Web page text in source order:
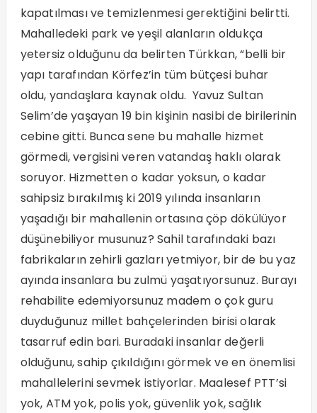
kapatılması ve temizlenmesi gerektiğini belirtti.
Mahalledeki park ve yeşil alanların oldukça
yetersiz olduğunu da belirten Türkkan, “belli bir
yapı tarafından Körfez’in tüm bütçesi buhar
oldu, yandaşlara kaynak oldu. Yavuz Sultan
Selim’de yaşayan 19 bin kişinin nasibi de birilerinin
cebine gitti. Bunca sene bu mahalle hizmet
görmedi, vergisini veren vatandaş haklı olarak
soruyor. Hizmetten o kadar yoksun, o kadar
sahipsiz bırakılmış ki 2019 yılında insanların
yaşadığı bir mahallenin ortasına çöp dökülüyor
düşünebiliyor musunuz? Sahil tarafındaki bazı
fabrikaların zehirli gazları yetmiyor, bir de bu yaz
ayında insanlara bu zulmü yaşatıyorsunuz. Burayı
rehabilite edemiyorsunuz madem o çok guru
duyduğunuz millet bahçelerinden birisi olarak
tasarruf edin bari. Buradaki insanlar değerli
olduğunu, sahip çıkıldığını görmek ve en önemlisi
mahallelerini sevmek istiyorlar. Maalesef PTT’si
yok, ATM yok, polis yok, güvenlik yok, sağlık